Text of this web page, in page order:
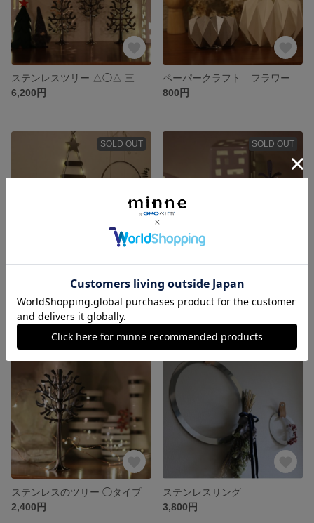
6,200円
800円
SOLD OUT
ステンレスの壁掛けクリスマスツリー
2,800円
SOLD OUT
ステンレスのツリー △タイプ
2,400円
SOLD OUT
ステンレスのツリー ◯タイプ
2,400円
SOLD OUT
ステンレスリング
3,800円